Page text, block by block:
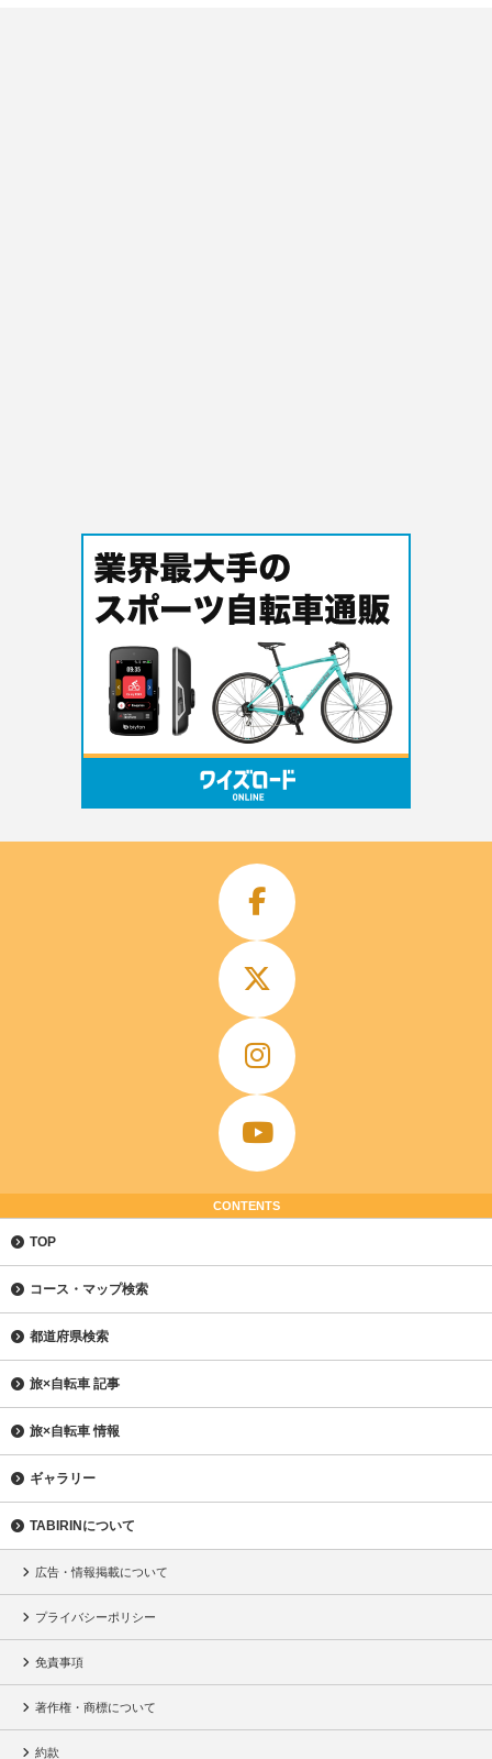
CONTENTS
TOP
コース・マップ検索
都道府県検索
旅×自転車 記事
旅×自転車 情報
ギャラリー
TABIRINについて
広告・情報掲載について
プライバシーポリシー
免責事項
著作権・商標について
約款